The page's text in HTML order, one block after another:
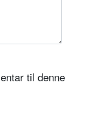
til denne